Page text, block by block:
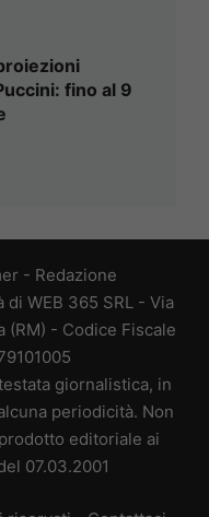
fino al 9
- Redazione
WEB 365 SRL - Via
(RM) - Codice Fiscale
giornalistica, in
periodicità. Non
editoriale ai
07.03.2001